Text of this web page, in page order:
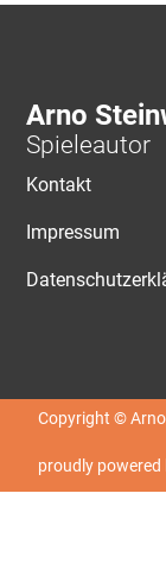
Arno
Spieleautor
Kontakt
Impressum
Copyright ©
proudly powered